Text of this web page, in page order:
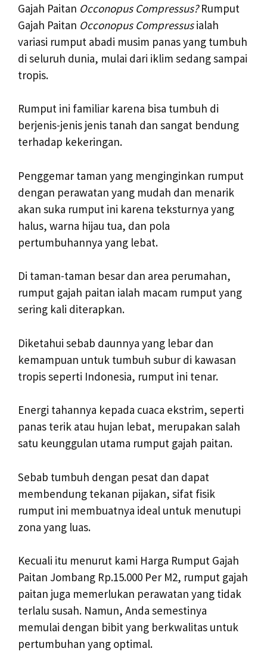
Gajah Paitan Occonopus Compressus?Rumput
Gajah Paitan Occonopus Compressusialah
variasi rumput abadi musim panas yang tumbuh
di seluruh dunia, mulai dari iklim sedang sampai
tropis.
Rumput ini familiar karena bisa tumbuh di
berjenis-jenis jenis tanah dan sangat bendung
terhadap kekeringan.
Penggemar taman yang menginginkan rumput
dengan perawatan yang mudah dan menarik
akan suka rumput ini karena teksturnya yang
halus, warna hijau tua, dan pola
pertumbuhannya yang lebat.
Di taman-taman besar dan area perumahan,
rumput gajah paitan ialah macam rumput yang
sering kali diterapkan.
Diketahui sebab daunnya yang lebar dan
kemampuan untuk tumbuh subur di kawasan
tropis seperti Indonesia, rumput ini tenar.
Energi tahannya kepada cuaca ekstrim, seperti
panas terik atau hujan lebat, merupakan salah
satu keunggulan utama rumput gajah paitan.
Sebab tumbuh dengan pesat dan dapat
membendung tekanan pijakan, sifat fisik
rumput ini membuatnya ideal untuk menutupi
zona yang luas.
Kecuali itu menurut kami Harga Rumput Gajah
Paitan Jombang Rp.15.000 Per M2, rumput gajah
paitan juga memerlukan perawatan yang tidak
terlalu susah. Namun, Anda semestinya
memulai dengan bibit yang berkwalitas untuk
pertumbuhan yang optimal.